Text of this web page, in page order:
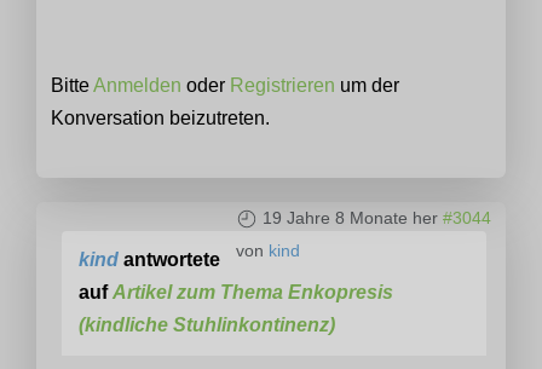
BitteAnmelden oder Registrieren um der
Konversation beizutreten.
19 Jahre 8 Monate her #3044
von kind
kind antwortete
aufArtikel zum Thema Enkopresis
(kindliche Stuhlinkontinenz)